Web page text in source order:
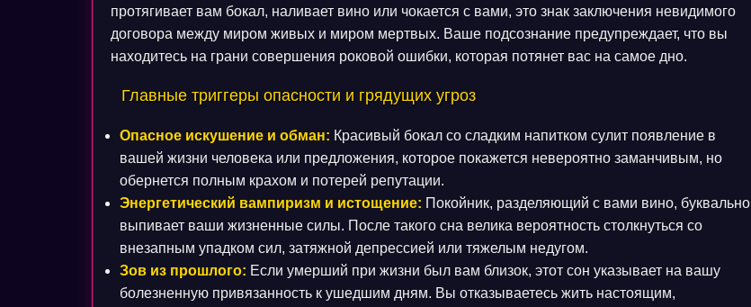
протягивает вам бокал, наливает вино или чокается с вами, это знак заключения невидимого
договора между миром живых и миром мертвых. Ваше подсознание предупреждает, что вы
находитесь на грани совершения роковой ошибки, которая потянет вас на самое дно.
Главные триггеры опасности и грядущих угроз
Опасное искушение и обман: Красивый бокал со сладким напитком сулит появление в
вашей жизни человека или предложения, которое покажется невероятно заманчивым, но
обернется полным крахом и потерей репутации.
Энергетический вампиризм и истощение: Покойник, разделяющий с вами вино, буквально
выпивает ваши жизненные силы. После такого сна велика вероятность столкнуться со
внезапным упадком сил, затяжной депрессией или тяжелым недугом.
Зов из прошлого: Если умерший при жизни был вам близок, этот сон указывает на вашу
болезненную привязанность к ушедшим дням. Вы отказываетесь жить настоящим,